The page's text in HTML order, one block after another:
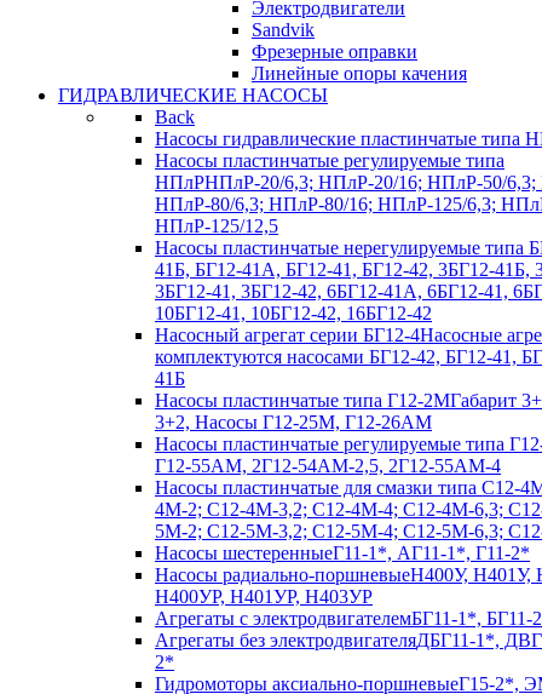
Электродвигатели
Sandvik
Фрезерные оправки
Линейные опоры качения
ГИДРАВЛИЧЕСКИЕ НАСОСЫ
Back
Насосы гидравлические пластинчатые типа
Насосы пластинчатые регулируемые типа
НПлРНПлР-20/6,3; НПлР-20/16; НПлР-50/6,3;
НПлР-80/6,3; НПлР-80/16; НПлР-125/6,3;
НПлР-125/12,5
Насосы пластинчатые нерегулируемые типа
41Б, БГ12-41А, БГ12-41, БГ12-42, 3БГ12-41Б,
3БГ12-41, 3БГ12-42, 6БГ12-41А, 6БГ12-41,
10БГ12-41, 10БГ12-42, 16БГ12-42
Насосный агрегат серии БГ12-4Насосные
комплектуются насосами БГ12-42, БГ12-41,
41Б
Насосы пластинчатые типа Г12-2МГабарит
3+2, Насосы Г12-25М, Г12-26АМ
Насосы пластинчатые регулируемые типа
Г12-55АМ, 2Г12-54АМ-2,5, 2Г12-55АМ-4
Насосы пластинчатые для смазки типа C12-
4М-2; С12-4М-3,2; С12-4М-4; С12-4М-6,3;
5М-2; С12-5М-3,2; С12-5М-4; С12-5М-6,3;
Насосы шестеренныеГ11-1*, АГ11-1*, Г11-2*
Насосы радиально-поршневыеН400У, Н401У,
Н400УР, Н401УР, Н403УР
Агрегаты с электродвигателемБГ11-1*, БГ11-
Агрегаты без электродвигателяДБГ11-1*,
2*
Гидромоторы аксиально-поршневыеГ15-2*,